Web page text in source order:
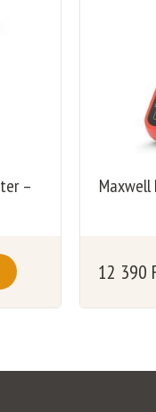
–
Maxwell
12 390